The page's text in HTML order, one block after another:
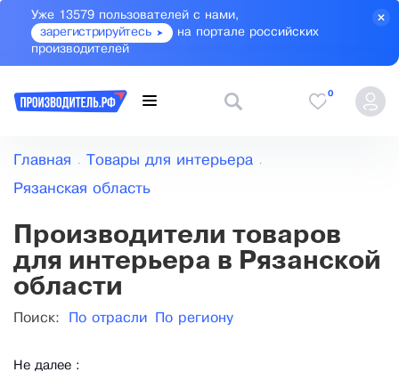
Уже 13579 пользователей с нами,
зарегистрируйтесь
на портале российских
производителей
0
Главная Товары для интерьера
Рязанская область
Производители товаров
для интерьера в Рязанской
области
Поиск: По отрасли По региону
Не далее :